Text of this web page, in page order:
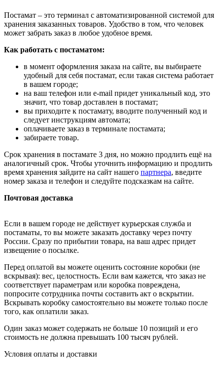
Постамат – это терминал с автоматизированной системой для
хранения заказанных товаров. Удобство в том, что человек
может забрать заказ в любое удобное время.
Как работать с постаматом:
в момент оформления заказа на сайте, вы выбираете
удобный для себя постамат, если такая система работает
в вашем городе;
на ваш телефон или e-mail придет уникальный код, это
значит, что товар доставлен в постамат;
вы приходите к постамату, вводите полученный код и
следует инструкциям автомата;
оплачиваете заказ в терминале постамата;
забираете товар.
Срок хранения в постамате 3 дня, но можно продлить ещё на
аналогичный срок. Чтобы уточнить информацию и продлить
время хранения зайдите на сайт нашего партнера, введите
номер заказа и телефон и следуйте подсказкам на сайте.
Почтовая доставка
Если в вашем городе не действует курьерская служба и
постаматы, то вы можете заказать доставку через почту
России. Сразу по прибытии товара, на ваш адрес придет
извещение о посылке.
Перед оплатой вы можете оценить состояние коробки (не
вскрывая): вес, целостность. Если вам кажется, что заказ не
соответствует параметрам или коробка повреждена,
попросите сотрудника почты составить акт о вскрытии.
Вскрывать коробку самостоятельно вы можете только после
того, как оплатили заказ.
Один заказ может содержать не больше 10 позиций и его
стоимость не должна превышать 100 тысяч рублей.
Условия оплаты и доставки